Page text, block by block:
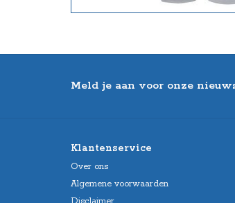
Meld je aan voor onze
Klantenservice
Over ons
Algemene voorwaarden